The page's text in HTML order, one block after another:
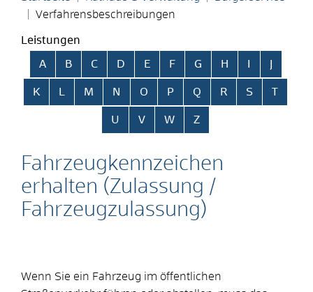
Verfahrensbeschreibungen
Leistungen
Alphabetisches Register überspringen
A B C D E F G H
K L M N O P Q R S T
U V W Z
Fahrzeugkennzeichen
erhalten (Zulassung /
Fahrzeugzulassung)
Wenn Sie ein Fahrzeug im öffentlichen